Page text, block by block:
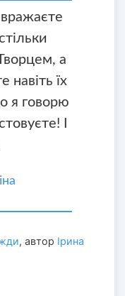
а
навіть їх
я говорю
І
, автор Ірина